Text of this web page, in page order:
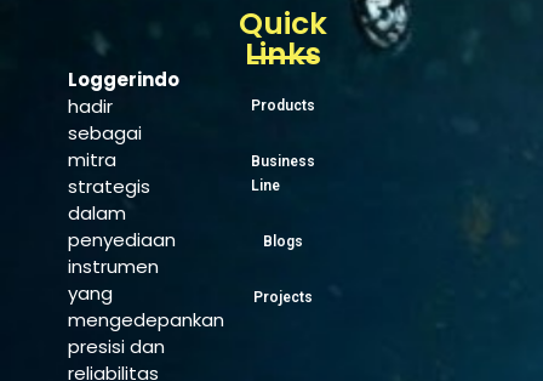
Loggerindo
hadir
sebagai
mitra
strategis
dalam
penyediaan
instrumen
yang
mengedepankan
presisi dan
reliabilitas
Quick
Links
Products
Business
Line
Blogs
Projects